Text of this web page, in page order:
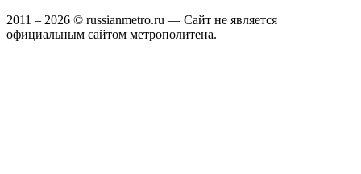
2011 – 2026 © russianmetro.ru — Сайт не является
официальным сайтом метрополитена.